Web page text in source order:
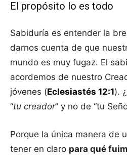
El propósito lo es todo
Sabiduría es entender la
darnos cuenta de que
mundo es muy fugaz. El
acordemos de nuestro
jóvenes (Eclesiastés 12:1).
“tu creador” y no de “tu
Porque la única manera de
tener en claro para qué